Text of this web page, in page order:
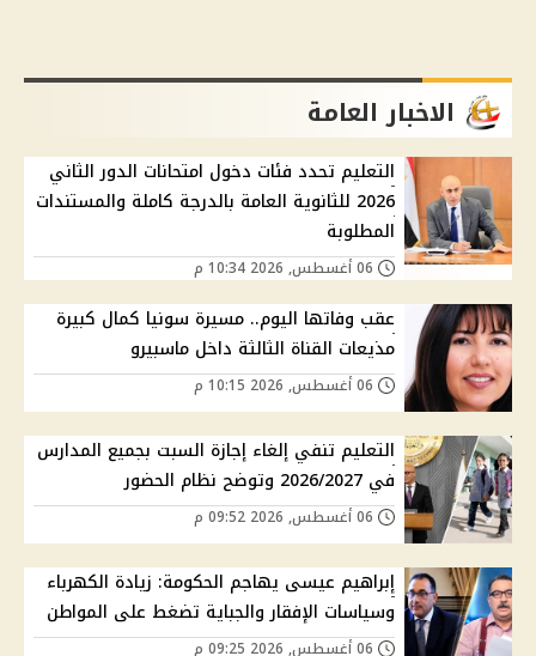
الاخبار العامة
التعليم تحدد فئات دخول امتحانات الدور الثاني
2026 للثانوية العامة بالدرجة كاملة والمستندات
المطلوبة
عقب وفاتها اليوم.. مسيرة سونيا كمال كبيرة
مذيعات القناة الثالثة داخل ماسبيرو
التعليم تنفي إلغاء إجازة السبت بجميع المدارس
في 2026/2027 وتوضح نظام الحضور
إبراهيم عيسى يهاجم الحكومة: زيادة الكهرباء
وسياسات الإفقار والجباية تضغط على المواطن